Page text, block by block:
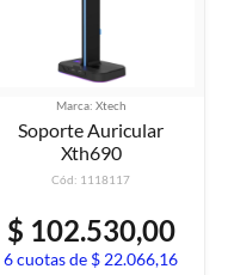
Marca: Xtech
Soporte Auricular
Xth690
Cód: 1118117
$ 102.530,00
6 cuotas de $ 22.066,16